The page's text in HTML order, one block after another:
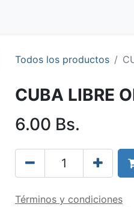
Todos los productos
CUBA LIBRE
6.00 Bs.
Términos y condiciones